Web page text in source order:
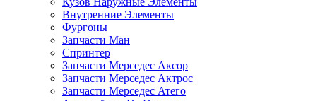
Внутренние Элементы
Фургоны
Запчасти Ман
Спринтер
Запчасти Мерседес Аксор
Запчасти Мерседес Актрос
Запчасти Мерседес Атего